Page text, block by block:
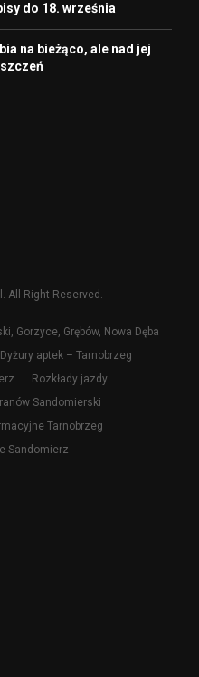
do 18. września
na bieżąco, ale nad jej
All Right Reserved.
Gorzyce, Grębów, Nowa Dęba
Dyżury aptek – Tarnobrzeg
Rozkłady jazdy
Sandomierski
Tarnobrzeg
Sandomierz